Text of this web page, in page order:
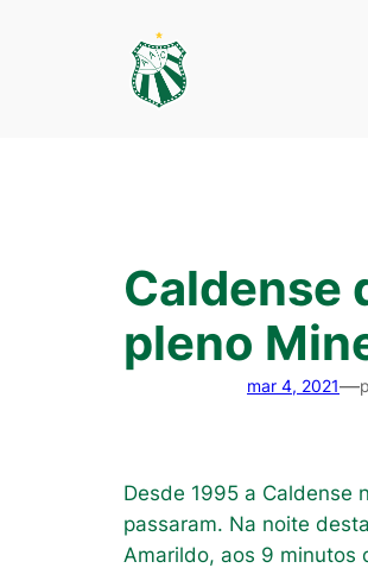
Caldense
pleno
mar 4, 2021—
Desde 1995 a Caldense
passaram. Na noite
Amarildo, aos 9 minutos